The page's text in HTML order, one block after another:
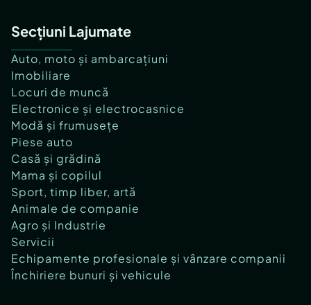
Secțiuni Lajumate
Auto, moto și ambarcațiuni
Imobiliare
Locuri de muncă
Electronice și electrocasnice
Modă și frumusețe
Piese auto
Casă și grădină
Mama și copilul
Sport, timp liber, artă
Animale de companie
Agro și Industrie
Servicii
Echipamente profesionale și vânzare companii
Închiriere bunuri și vehicule